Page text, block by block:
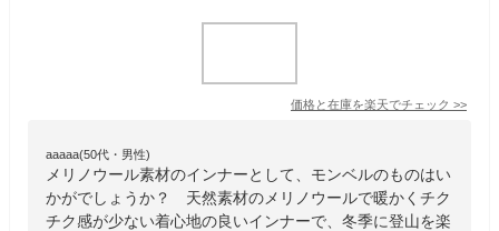
価格と在庫を楽天でチェック >>
aaaaa(50代・男性)
メリノウール素材のインナーとして、モンベルのものはい
かがでしょうか？ 天然素材のメリノウールで暖かくチク
チク感が少ない着心地の良いインナーで、冬季に登山を楽